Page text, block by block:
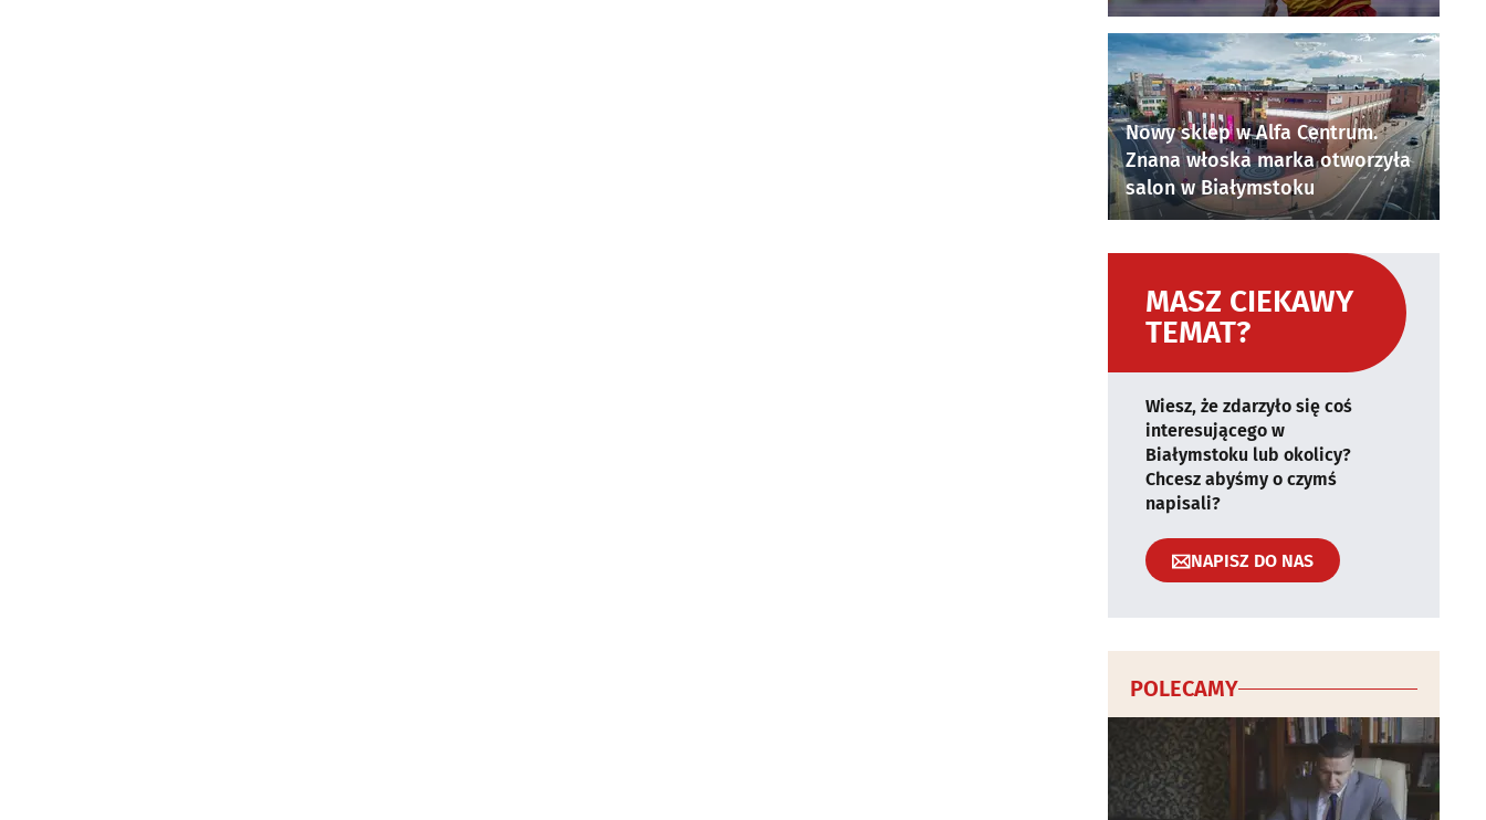
Nowy sklep w Alfa Centrum.
Znana włoska marka otworzyła
salon w Białymstoku
MASZ CIEKAWY
TEMAT?
Wiesz, że zdarzyło się coś
interesującego w
Białymstoku lub okolicy?
Chcesz abyśmy o czymś
napisali?
NAPISZ DO NAS
POLECAMY